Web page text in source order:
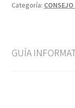
RED DE
Categoría:
GUÍA